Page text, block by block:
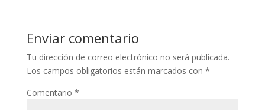
Enviar comentario
Tu dirección de correo electrónico no será publicada.
Los campos obligatorios están marcados con *
Comentario *